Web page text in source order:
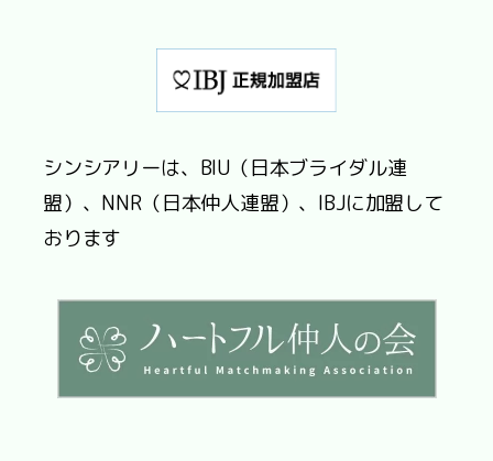
シンシアリーは、BIU（日本ブライダル連
盟）、NNR（日本仲人連盟）、IBJに加盟して
おります